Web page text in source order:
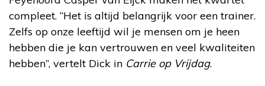
compleet. “Het is altijd belangrijk voor een trainer.
Zelfs op onze leeftijd wil je mensen om je heen
hebben die je kan vertrouwen en veel kwaliteiten
hebben”, vertelt Dick in Carrie op Vrijdag.